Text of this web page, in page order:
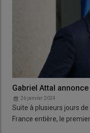
Gabriel Attal
26 janvier 2024
Suite à plusieurs jours
France entière, le